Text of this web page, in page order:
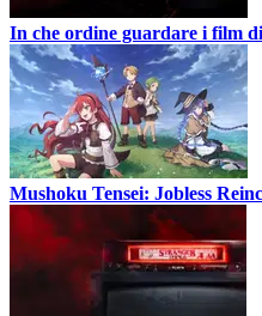
In che ordine guardare i film
Mushoku Tensei: Jobless